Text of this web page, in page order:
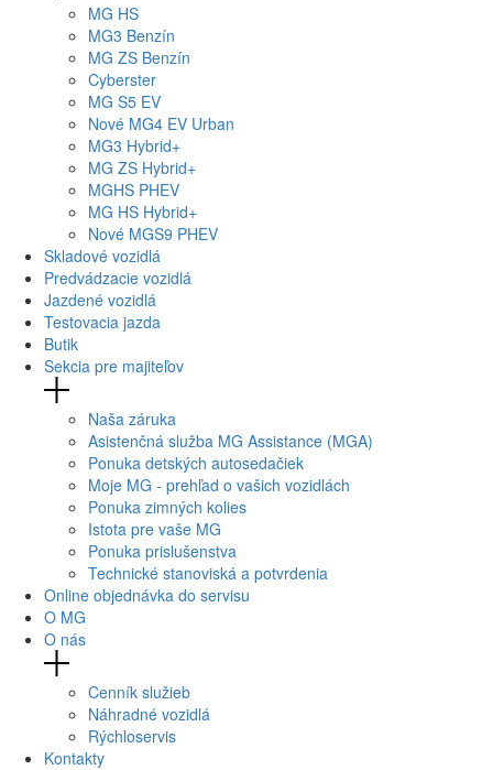
MG HS
MG3 Benzín
MG ZS Benzín
Cyberster
MG S5 EV
Nové MG4 EV Urban
MG3 Hybrid+
MG ZS Hybrid+
MGHS PHEV
MG HS Hybrid+
Nové MGS9 PHEV
Skladové vozidlá
Predvádzacie vozidlá
Jazdené vozidlá
Testovacia jazda
Butik
Sekcia pre majiteľov
Naša záruka
Asistenčná služba MG Assistance (MGA)
Ponuka detských autosedačiek
Moje MG - prehľad o vašich vozidlách
Ponuka zimných kolies
Istota pre vaše MG
Ponuka prislušenstva
Technické stanoviská a potvrdenia
Online objednávka do servisu
O MG
O nás
Cenník služieb
Náhradné vozidlá
Rýchloservis
Kontakty